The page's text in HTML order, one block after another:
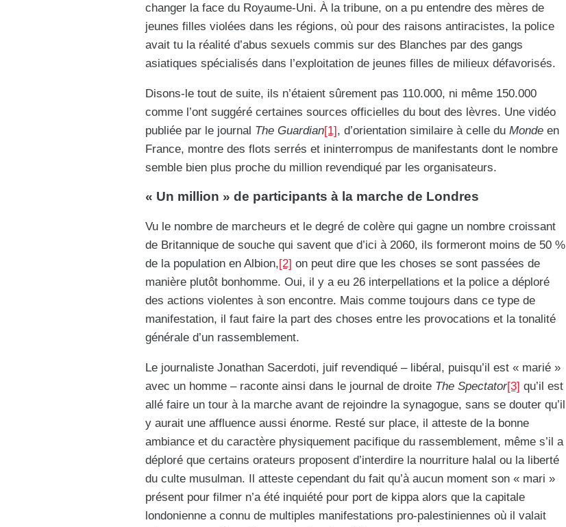
changer la face du Royaume-Uni. À la tribune, on a pu entendre des mères de
jeunes filles violées dans les régions, où pour des raisons antiracistes, la police
avait tu la réalité d’abus sexuels commis sur des Blanches par des gangs
asiatiques spécialisés dans l’exploitation de jeunes filles de milieux défavorisés.
Disons-le tout de suite, ils n’étaient sûrement pas 110.000, ni même 150.000
comme l’ont suggéré certaines sources officielles du bout des lèvres. Une vidéo
publiée par le journal The Guardian[1], d’orientation similaire à celle du Mondeen
France, montre des flots serrés et ininterrompus de manifestants dont le nombre
semble bien plus proche du million revendiqué par les organisateurs.
« Un million » de participants à la marche de Londres
Vu le nombre de marcheurs et le degré de colère qui gagne un nombre croissant
de Britannique de souche qui savent que d’ici à 2060, ils formeront moins de 50 %
de la population en Albion,[2] on peut dire que les choses se sont passées de
manière plutôt bonhomme. Oui, il y a eu 26 interpellations et la police a déploré
des actions violentes à son encontre. Mais comme toujours dans ce type de
manifestation, il faut faire la part des choses entre les provocations et la tonalité
générale d’un rassemblement.
Le journaliste Jonathan Sacerdoti, juif revendiqué – libéral, puisqu’il est « marié »
avec un homme – raconte ainsi dans le journal de droite The Spectator[3] qu’il est
allé faire un tour à la marche avant de rejoindre la synagogue, sans se douter qu’il
y aurait une affluence aussi énorme. Resté sur place, il atteste de la bonne
ambiance et du caractère physiquement pacifique du rassemblement, même s’il a
déploré que certains orateurs proposent d’interdire la nourriture halal ou la liberté
du culte musulman. Il atteste cependant du fait qu’à aucun moment son « mari »
présent pour filmer n’a été inquiété pour port de kippa alors que la capitale
londonienne a connu de multiples manifestations pro-palestiniennes où il valait